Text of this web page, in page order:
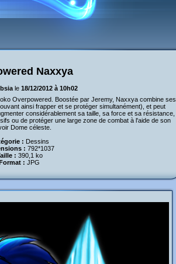
Naxxya
le 18/12/2012 à 10h02
Overpowered. Boostée par Jeremy, Naxxya combine ses
ainsi frapper et se protéger simultanément), et peut
considérablement sa taille, sa force et sa résistance,
ou de protéger une large zone de combat à l'aide de son
Dome céleste.
: Dessins
: 792*1037
: 390,1 ko
: JPG